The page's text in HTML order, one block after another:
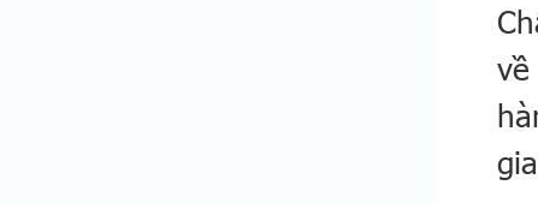
gia